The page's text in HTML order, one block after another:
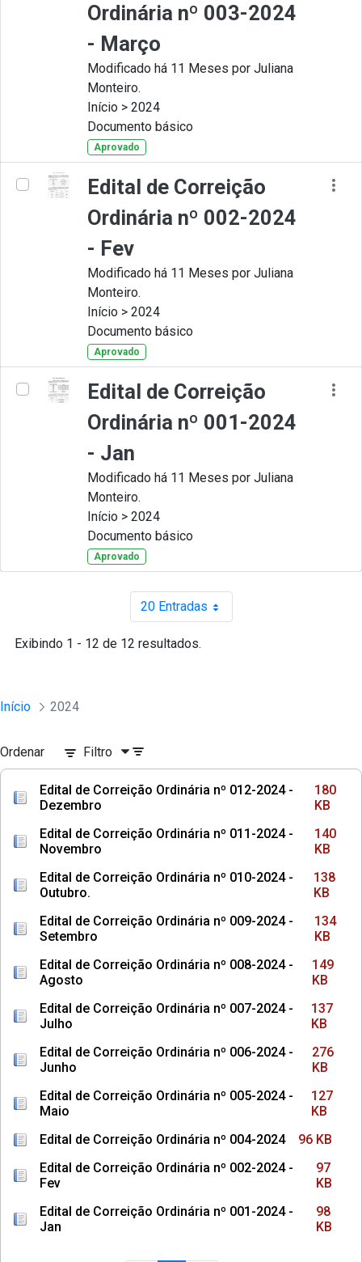
Ordinária nº 003-2024
- Março
Modificado há 11 Meses por Juliana
Monteiro.
Início > 2024
Documento básico
Aprovado
Edital de Correição
Ordinária nº 002-2024
- Fev
Modificado há 11 Meses por Juliana
Monteiro.
Início > 2024
Documento básico
Aprovado
Edital de Correição
Ordinária nº 001-2024
- Jan
Modificado há 11 Meses por Juliana
Monteiro.
Início > 2024
Documento básico
Aprovado
20 EntradasPor página
Exibindo 1 - 12 de 12 resultados.
Início 2024
Ordenar Filtro
Edital de Correição Ordinária nº 012-2024 -
Dezembro
180
KB
Edital de Correição Ordinária nº 011-2024 -
Novembro
140
KB
Edital de Correição Ordinária nº 010-2024 -
Outubro.
138
KB
Edital de Correição Ordinária nº 009-2024 -
Setembro
134
KB
Edital de Correição Ordinária nº 008-2024 -
Agosto
149
KB
Edital de Correição Ordinária nº 007-2024 -
Julho
137
KB
Edital de Correição Ordinária nº 006-2024 -
Junho
276
KB
Edital de Correição Ordinária nº 005-2024 -
Maio
127
KB
Edital de Correição Ordinária nº 004-2024
96 KB
Edital de Correição Ordinária nº 002-2024 -
Fev
97
KB
Edital de Correição Ordinária nº 001-2024 -
Jan
98
KB